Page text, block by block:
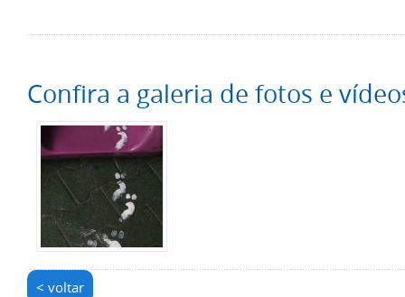
Confira a galeria de fotos e
< voltar